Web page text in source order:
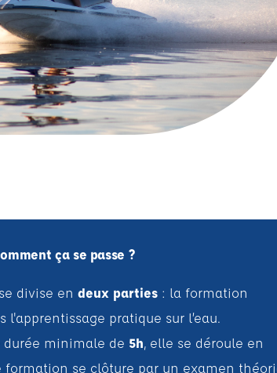
ça se passe ?
divise en deux parties : la formation
pratique sur l’eau.
durée minimale de 5h, elle se déroule en
formation se clôture par un examen